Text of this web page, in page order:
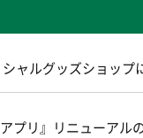
ャルグッズショッ
プリ』リニューアル